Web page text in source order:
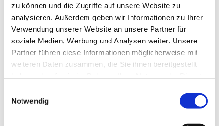
zu können und die Zugriffe auf unsere Website zu
analysieren. Außerdem geben wir Informationen zu Ihrer
Verwendung unserer Website an unsere Partner für
soziale Medien, Werbung und Analysen weiter. Unsere
Partner führen diese Informationen möglicherweise mit
weiteren Daten zusammen, die Sie ihnen bereitgestellt
Notwendig